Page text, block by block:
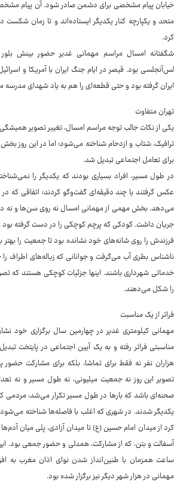
خیابان پیام مشخصی برای دشمن صادر شود. آن پیام
متحد و یکپارچه کنار یکدیگر ایستاده‌اند و تا زمان شکست
کرد.
شگفتانه امسال مراسم مهمانی غدیر حضور بینش
لس‌آنجلسی بود. قیصر در ایام جنگ ایران با آمریکا و
ایران گرفته بود و حتی قطعه‌ای را هم به یاد شهدای مدرسه
تهران متفاوت
یکی از نکات جالب توجه مراسم امسال، تغییر تصویر همیشگی
ترافیک، شتاب و ازدحام شناخته می‌شود؛ اما در این روز
برای تعامل اجتماعی تبدیل شد.
در طول مسیر، افراد بسیاری بودند که یکدیگر را
عکس گرفتند یا چند دقیقه‌ای گفت‌وگو کردند؛ اتفاقی که
می‌دهد. بخش مهمی از مهمانی امسال نه روی سن‌ها و نه در
جریان داشت. کودکی که پرچم کوچکی را در دست گرفته بود
فرزندش را روی شانه‌های خود نشانده بود تا جمعیت را بهتر
ناشناس بطری آب می‌گرفت و جوانانی که زباله‌های اطراف را
خدماتی شهرداری باشند. اینها جزئیات کوچکی هستند که
را شکل می‌دهند.
فراتر از یک مناسبت
مهمانی کیلومتری غدیر در چهارمین سال برگزاری خود
مناسبتی فراتر رفته و به یک آیین اجتماعی در پایتخت
هزاران نفر نه فقط برای تماشا، بلکه برای مشارکت
تصویر این روز نه جمعیت میلیونی، نه طول مسیر و نه
صحنه‌ای باشد که بارها در طول مسیر تکرار می‌شد: مردمی
یکدیگر شدند. در شهری که اغلب با فاصله‌ها شناخته
کرد از میدان امام حسین (ع) تا میدان آزادی، پلی میان
آسفالت و بتن، که از مشارکت، همدلی و حضور جمعی بود.
ساعت همزمان با طنین‌انداز شدن نوای اذان مغرب به
مهمانی در هزار شهر دیگر نیز برگزار شده بود.